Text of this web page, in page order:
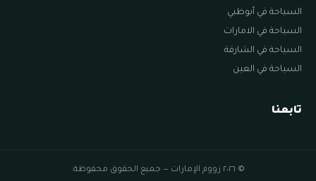
السياحة في أبوظبي
السياحة في الامارات
السياحة في الشارقة
السياحة في العين
تابعنا
© ٢٠٢٦ زووم الإمارات — جميع الحقوق محفوظة.